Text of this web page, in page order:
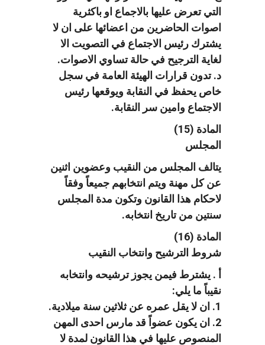
التي تعرض عليها بالاجماع او باكثرية
اصوات الحاضرين من اعضائها على ان لا
يشترك رئيس الاجتماع في التصويت الا
لغاية الترجيح في حالة تساوي الاصوات.
د. تدون قرارات الهيئة العامة في سجل
خاص يحفظ في النقابة ويوقعها رئيس
الاجتماع وامين سر النقابة.
المادة (15)
المجلس
يتالف المجلس من النقيب وعضوين اثنين
عن كل مهنة ويتم انتخابهم جميعاً وفقاً
لاحكام هذا القانون وتكون مدة المجلس
سنتين من تاريخ انتخابه.
المادة (16)
شروط الترشيح وانتخاب النقيب
أ . يشترط فيمن يجوز ترشيحه وانتخابه
نقيباً ما يلي:
1. ان لا يقل عمره عن ثلاثين سنة ميلادية.
2. ان يكون عضواً قد مارس احدى المهن
المنصوص عليها في هذا القانون لمدة لا